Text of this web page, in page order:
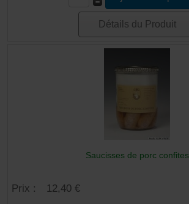
Détails du Produit
Saucisses de porc confites
Prix : 12,40 €